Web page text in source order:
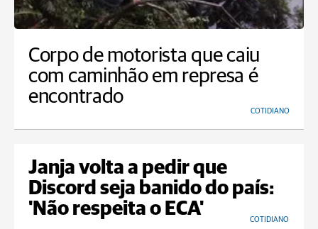
Corpo de motorista que caiu
com caminhão em represa é
encontrado
COTIDIANO
Janja volta a pedir que
Discord seja banido do país:
'Não respeita o ECA'
COTIDIANO